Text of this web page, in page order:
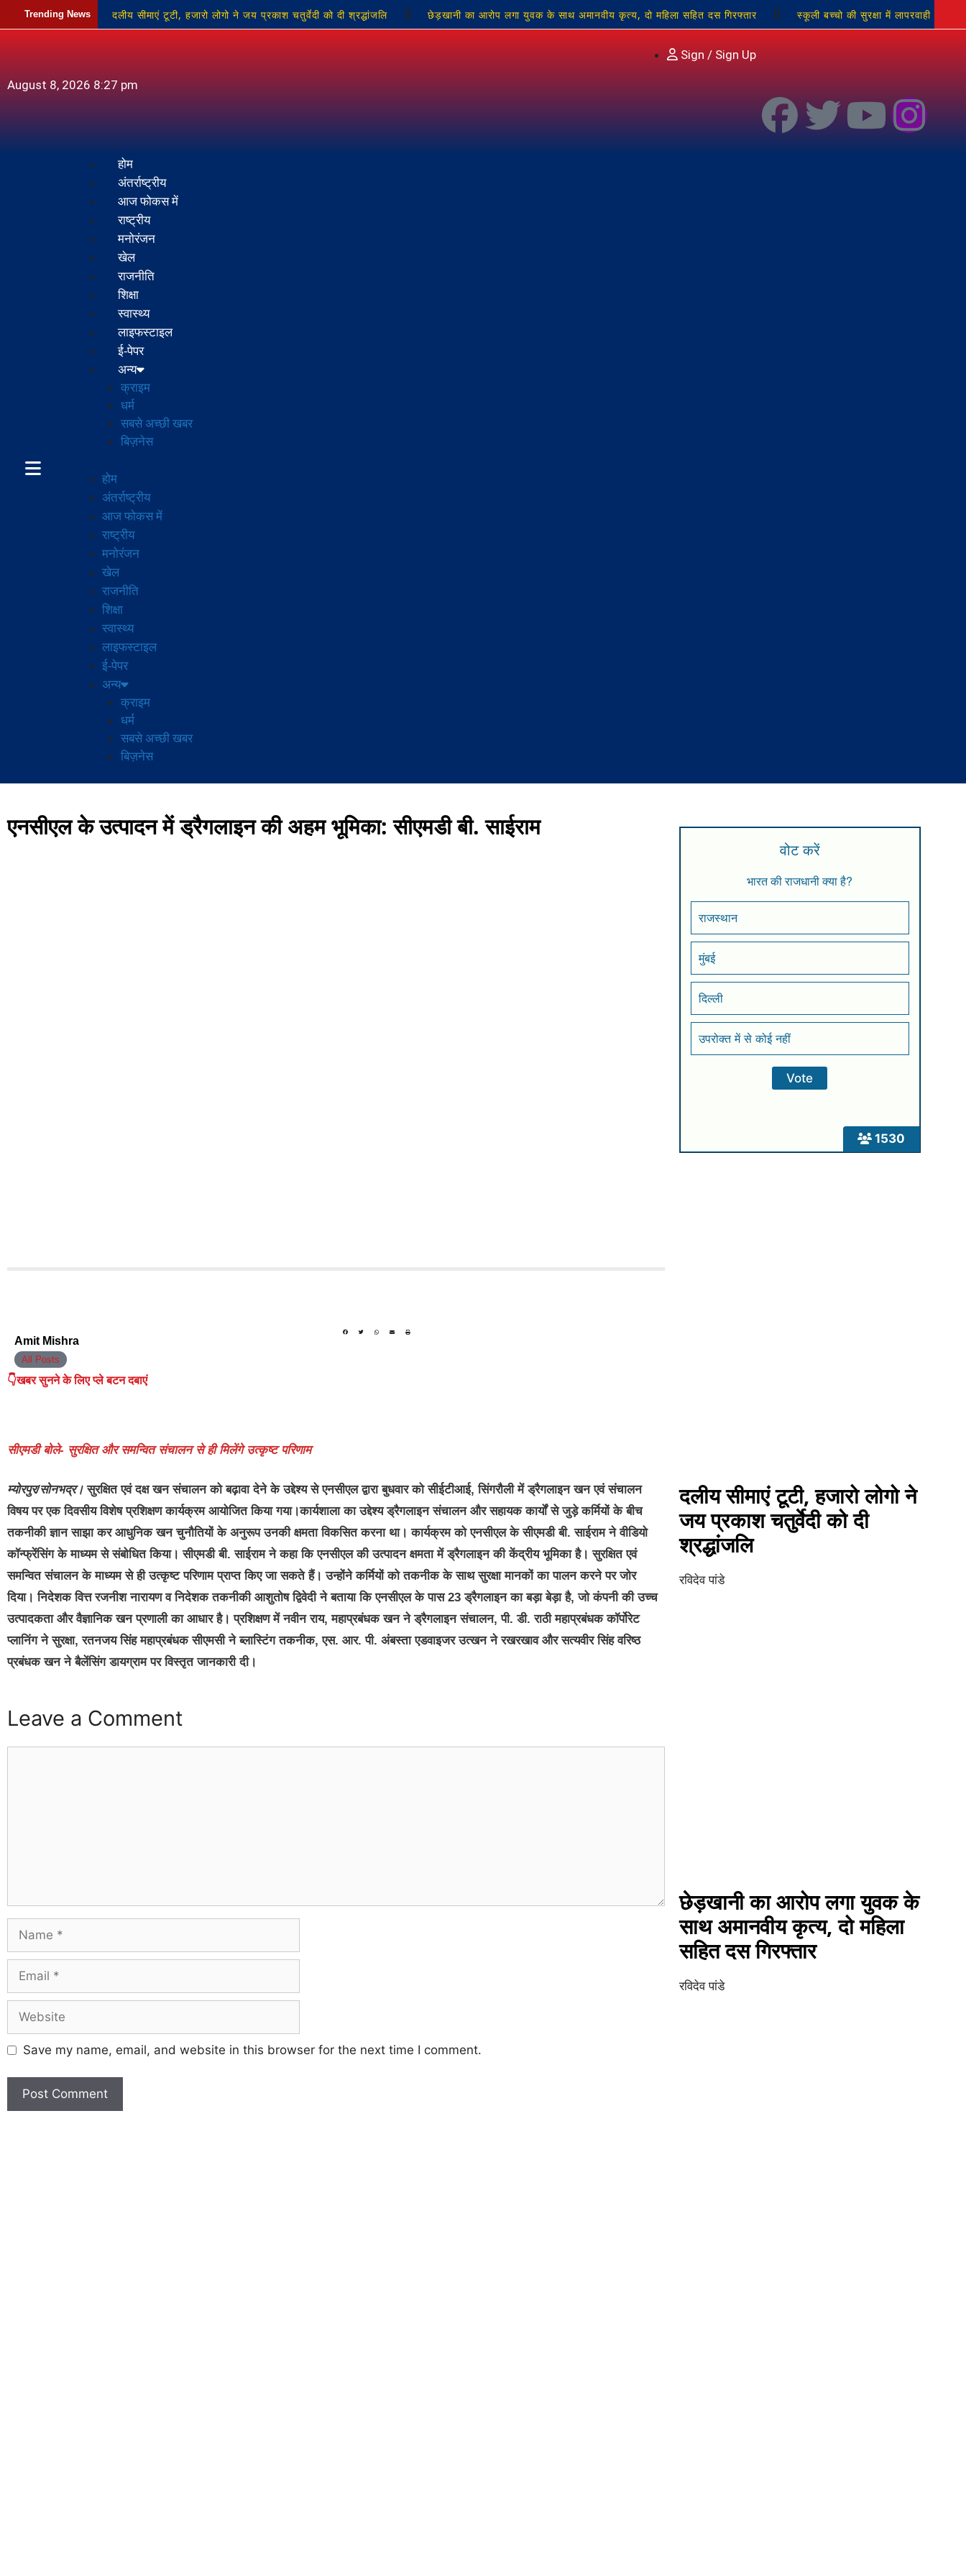
Trending News दलीय सीमाएं टूटी, हजारो लोगो ने जय प्रकाश चतुर्वेदी को दी श्रद्धांजलि छेड़खानी का आरोप लगा युवक के साथ अमानवीय कृत्य, दो महिला सहित दस गिरफ्तार स्कूली बच्चो की सुरक्षा में लापरवाही
August 8, 2026 8:27 pm
Sign / Sign Up
होम
अंतर्राष्ट्रीय
आज फोकस में
राष्ट्रीय
मनोरंजन
खेल
राजनीति
शिक्षा
स्वास्थ्य
लाइफस्टाइल
ई-पेपर
अन्य
क्राइम
धर्म
सबसे अच्छी खबर
बिज़नेस
होम
अंतर्राष्ट्रीय
आज फोकस में
राष्ट्रीय
मनोरंजन
खेल
राजनीति
शिक्षा
स्वास्थ्य
लाइफस्टाइल
ई-पेपर
अन्य
क्राइम
धर्म
सबसे अच्छी खबर
बिज़नेस
एनसीएल के उत्पादन में ड्रैगलाइन की अहम भूमिका: सीएमडी बी. साईराम
Amit Mishra
All Posts
👇खबर सुनने के लिए प्ले बटन दबाएं
सीएमडी बोले- सुरक्षित और समन्वित संचालन से ही मिलेंगे उत्कृष्ट परिणाम
म्योरपुर/सोनभद्र। सुरक्षित एवं दक्ष खन संचालन को बढ़ावा देने के उद्देश्य से एनसीएल द्वारा बुधवार को सीईटीआई, सिंगरौली में ड्रैगलाइन खन एवं संचालन
विषय पर एक दिवसीय विशेष प्रशिक्षण कार्यक्रम आयोजित किया गया।कार्यशाला का उद्देश्य ड्रैगलाइन संचालन और सहायक कार्यों से जुड़े कर्मियों के बीच
तकनीकी ज्ञान साझा कर आधुनिक खन चुनौतियों के अनुरूप उनकी क्षमता विकसित करना था। कार्यक्रम को एनसीएल के सीएमडी बी. साईराम ने वीडियो
कॉन्फ्रेंसिंग के माध्यम से संबोधित किया। सीएमडी बी. साईराम ने कहा कि एनसीएल की उत्पादन क्षमता में ड्रैगलाइन की केंद्रीय भूमिका है। सुरक्षित एवं
समन्वित संचालन के माध्यम से ही उत्कृष्ट परिणाम प्राप्त किए जा सकते हैं। उन्होंने कर्मियों को तकनीक के साथ सुरक्षा मानकों का पालन करने पर जोर
दिया। निदेशक वित्त रजनीश नारायण व निदेशक तकनीकी आशुतोष द्विवेदी ने बताया कि एनसीएल के पास 23 ड्रैगलाइन का बड़ा बेड़ा है, जो कंपनी की उच्च
उत्पादकता और वैज्ञानिक खन प्रणाली का आधार है। प्रशिक्षण में नवीन राय, महाप्रबंधक खन ने ड्रैगलाइन संचालन, पी. डी. राठी महाप्रबंधक कॉर्पोरेट
प्लानिंग ने सुरक्षा, रतनजय सिंह महाप्रबंधक सीएमसी ने ब्लास्टिंग तकनीक, एस. आर. पी. अंबस्ता एडवाइजर उत्खन ने रखरखाव और सत्यवीर सिंह वरिष्ठ
प्रबंधक खन ने बैलेंसिंग डायग्राम पर विस्तृत जानकारी दी।
Leave a Comment
Save my name, email, and website in this browser for the next time I comment.
1530
वोट करें
भारत की राजधानी क्या है?
राजस्थान
मुंबई
दिल्ली
उपरोक्त में से कोई नहीं
दलीय सीमाएं टूटी, हजारो लोगो ने
जय प्रकाश चतुर्वेदी को दी
श्रद्धांजलि
रविदेव पांडे
छेड़खानी का आरोप लगा युवक के
साथ अमानवीय कृत्य, दो महिला
सहित दस गिरफ्तार
रविदेव पांडे